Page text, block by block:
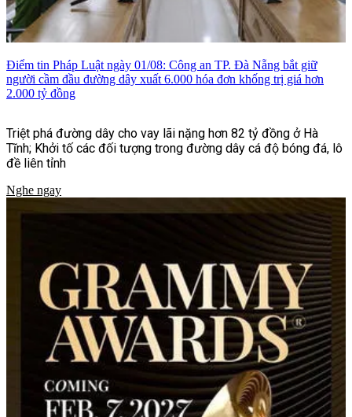
Điểm tin Pháp Luật ngày 01/08: Công an TP. Đà Nẵng bắt giữ
người cầm đầu đường dây xuất 6.000 hóa đơn khống trị giá hơn
2.000 tỷ đồng
Triệt phá đường dây cho vay lãi nặng hơn 82 tỷ đồng ở Hà
Tĩnh; Khởi tố các đối tượng trong đường dây cá độ bóng đá, lô
đề liên tỉnh
Nghe ngay